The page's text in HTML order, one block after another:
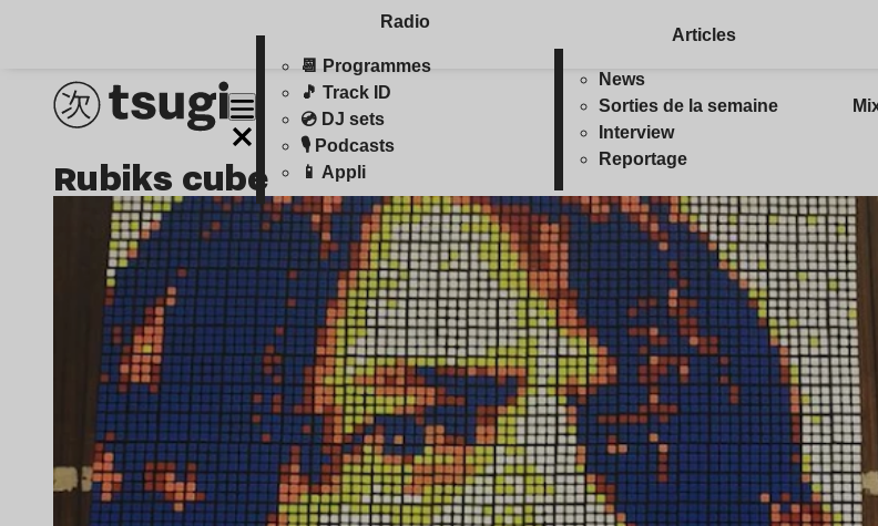
Radio
📆 Programmes
🎵 Track ID
💿 DJ sets
🎙️ Podcasts
📱 Appli
Articles
News
Sorties de la semaine
Interview
Reportage
rubiks cube